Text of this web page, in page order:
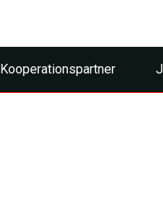
Kooperationspartner